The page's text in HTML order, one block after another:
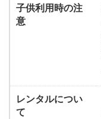
子供利用時の注
意
レンタルについ
て